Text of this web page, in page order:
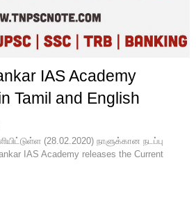
IAS Academy
Tamil and English
(28.02.2020) நாளுக்கான நடப்பு
IAS Academy releases the Current